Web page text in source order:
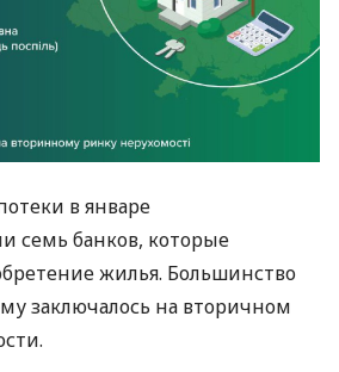
в январе
семь банков, которые
жилья. Большинство
заключалось на вторичном